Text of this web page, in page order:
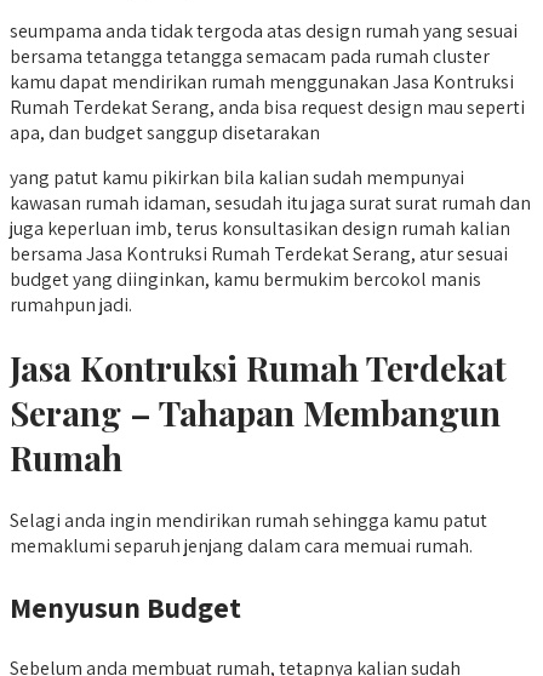
seumpama anda tidak tergoda atas design rumah yang sesuai
bersama tetangga tetangga semacam pada rumah cluster
kamu dapat mendirikan rumah menggunakan Jasa Kontruksi
Rumah Terdekat Serang, anda bisa request design mau seperti
apa, dan budget sanggup disetarakan
yang patut kamu pikirkan bila kalian sudah mempunyai
kawasan rumah idaman, sesudah itu jaga surat surat rumah dan
juga keperluan imb, terus konsultasikan design rumah kalian
bersama Jasa Kontruksi Rumah Terdekat Serang, atur sesuai
budget yang diinginkan, kamu bermukim bercokol manis
rumahpun jadi.
Jasa Kontruksi Rumah Terdekat
Serang – Tahapan Membangun
Rumah
Selagi anda ingin mendirikan rumah sehingga kamu patut
memaklumi separuh jenjang dalam cara memuai rumah.
Menyusun Budget
Sebelum anda membuat rumah, tetapnya kalian sudah